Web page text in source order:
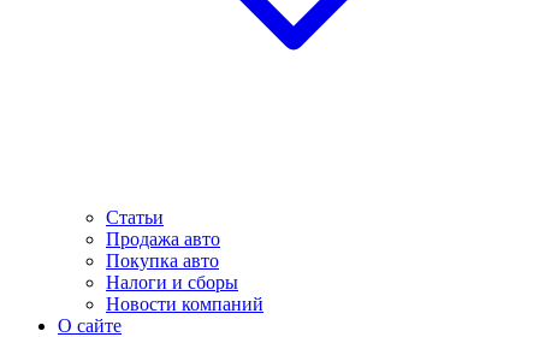
Статьи
Продажа авто
Покупка авто
Налоги и сборы
Новости компаний
О сайте